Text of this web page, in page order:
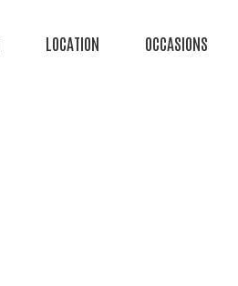
LOCATION OCCASIONS